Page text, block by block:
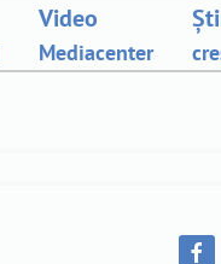
Video
Mediacenter